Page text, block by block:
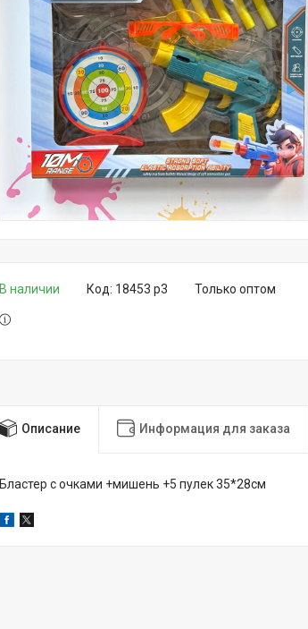
В наличии Только оптом
Код: 18453 р3
Описание Информация для заказа
Бластер с очками +мишень +5 пулек 35*28см